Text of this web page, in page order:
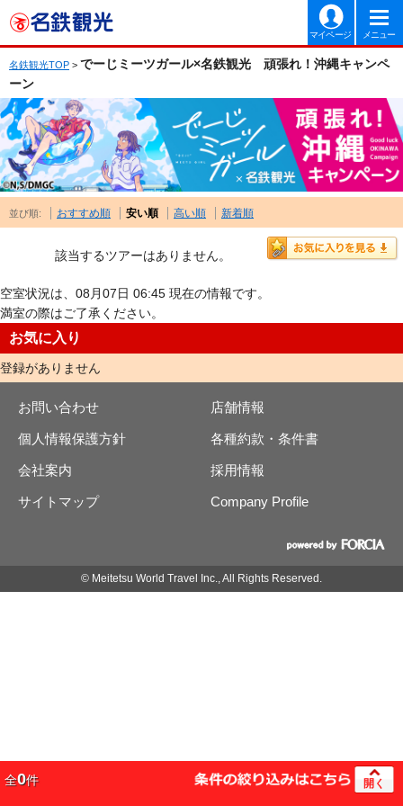
マイページ メニュー
名鉄観光TOP > でーじミーツガール×名鉄観光 頑張れ！沖縄キャンペ
ーン
並び順: おすすめ順 安い順 高い順 新着順
該当するツアーはありません。
空室状況は、08月07日 06:45 現在の情報です。
満室の際はご了承ください。
お気に入り
登録がありません
お問い合わせ 店舗情報
個人情報保護方針 各種約款・条件書
会社案内 採用情報
サイトマップ Company Profile
© Meitetsu World Travel Inc., All Rights Reserved.
全0件 開く